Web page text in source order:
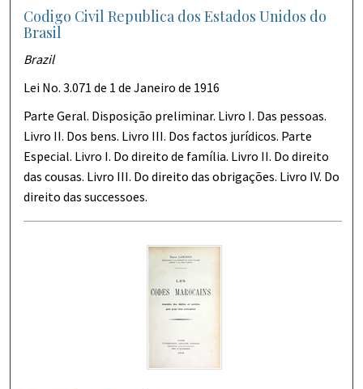
Codigo Civil Republica dos Estados Unidos do
Brasil
Brazil
Lei No. 3.071 de 1 de Janeiro de 1916
Parte Geral. Disposição preliminar. Livro I. Das pessoas.
Livro II. Dos bens. Livro III. Dos factos jurídicos. Parte
Especial. Livro I. Do direito de família. Livro II. Do direito
das cousas. Livro III. Do direito das obrigações. Livro IV. Do
direito das successoes.